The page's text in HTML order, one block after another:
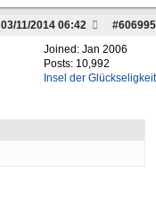
#606995
03/11/2014 06:42
Joined: Jan 2006
Posts: 10,992
Insel der Glückseligkeit